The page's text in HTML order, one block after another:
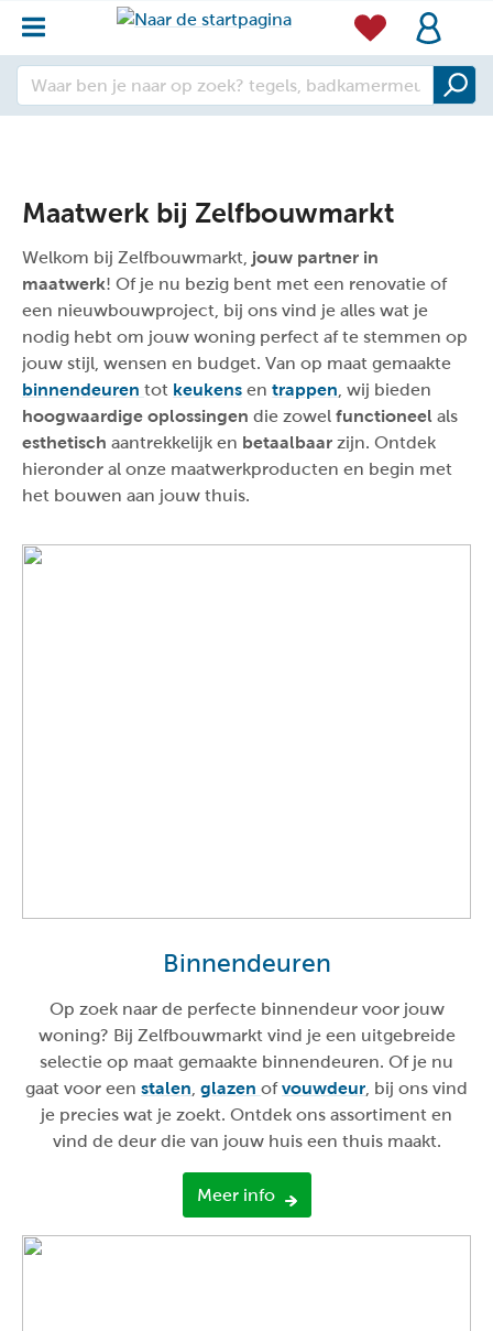
Maatwerk bij Zelfbouwmarkt
Welkom bij Zelfbouwmarkt, jouw partner in
maatwerk! Of je nu bezig bent met een renovatie of
een nieuwbouwproject, bij ons vind je alles wat je
nodig hebt om jouw woning perfect af te stemmen op
jouw stijl, wensen en budget. Van op maat gemaakte
binnendeuren tot keukens en trappen , wij bieden
hoogwaardige oplossingen die zowel functioneel als
esthetisch aantrekkelijk en betaalbaar zijn. Ontdek
hieronder al onze maatwerkproducten en begin met
het bouwen aan jouw thuis.
Binnendeuren
Op zoek naar de perfecte binnendeur voor jouw
woning? Bij Zelfbouwmarkt vind je een uitgebreide
selectie op maat gemaakte binnendeuren. Of je nu
gaat voor een stalen glazen ofvouwdeur , bij ons vind
je precies wat je zoekt. Ontdek ons assortiment en
vind de deur die van jouw huis een thuis maakt.
Meer info